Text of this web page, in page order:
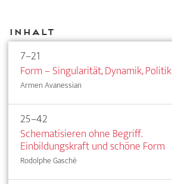
Inhalt
7–21
Form – Singularität, Dynamik, Politik
Armen Avanessian
25–42
Schematisieren ohne Begriff.
Einbildungskraft und schöne Form
Rodolphe Gasché